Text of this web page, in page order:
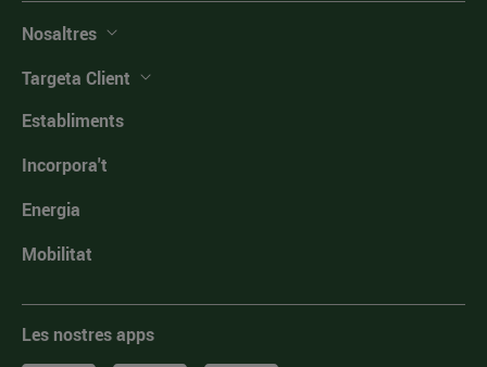
Nosaltres
Targeta Client
Establiments
Incorpora't
Energia
Mobilitat
Les nostres apps